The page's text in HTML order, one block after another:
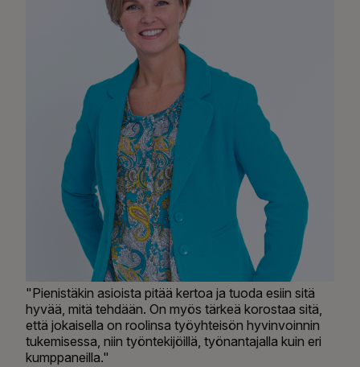
"Pienistäkin asioista pitää kertoa ja tuoda esiin sitä
hyvää, mitä tehdään. On myös tärkeä korostaa sitä,
että jokaisella on roolinsa työyhteisön hyvinvoinnin
tukemisessa, niin työntekijöillä, työnantajalla kuin eri
kumppaneilla."